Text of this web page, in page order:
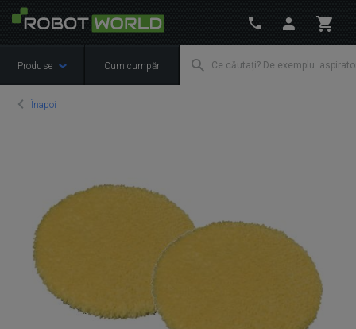
Produse Cum cumpăr
Înapoi